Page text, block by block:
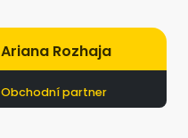
Ariana Rozhaja
Obchodní partner